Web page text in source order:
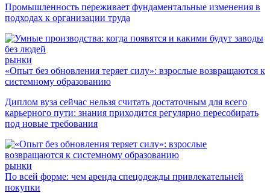
Промышленность переживает фундаментальные изменения в
подходах к организации труда
рынки
«Опыт без обновления теряет силу»: взрослые возвращаются к
системному образованию
Диплом вуза сейчас нельзя считать достаточным для всего
карьерного пути: знания приходится регулярно пересобирать
под новые требования
рынки
По всей форме: чем аренда спецодежды привлекательней
покупки